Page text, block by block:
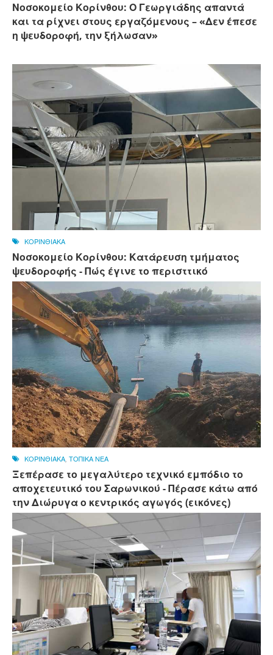
Νοσοκομείο Κορίνθου: Ο Γεωργιάδης απαντά
και τα ρίχνει στους εργαζόμενους – «Δεν έπεσε
η ψευδοροφή, την ξήλωσαν»
ΚΟΡΙΝΘΙΑΚΑ
Νοσοκομείο Κορίνθου: Κατάρευση τμήματος
ψευδοροφής - Πώς έγινε το περισττικό
ΚΟΡΙΝΘΙΑΚΑ, ΤΟΠΙΚΑ ΝΕΑ
Ξεπέρασε το μεγαλύτερο τεχνικό εμπόδιο το
αποχετευτικό του Σαρωνικού - Πέρασε κάτω από
την Διώρυγα ο κεντρικός αγωγός (εικόνες)